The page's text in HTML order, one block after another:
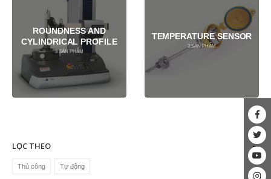
ROUNDNESS AND
CYLINDRICAL PROFILE
3SẢN PHẨM
TEMPERATURE SENSOR
3SẢN PHẨM
LỌC THEO
Thủ công Tự động